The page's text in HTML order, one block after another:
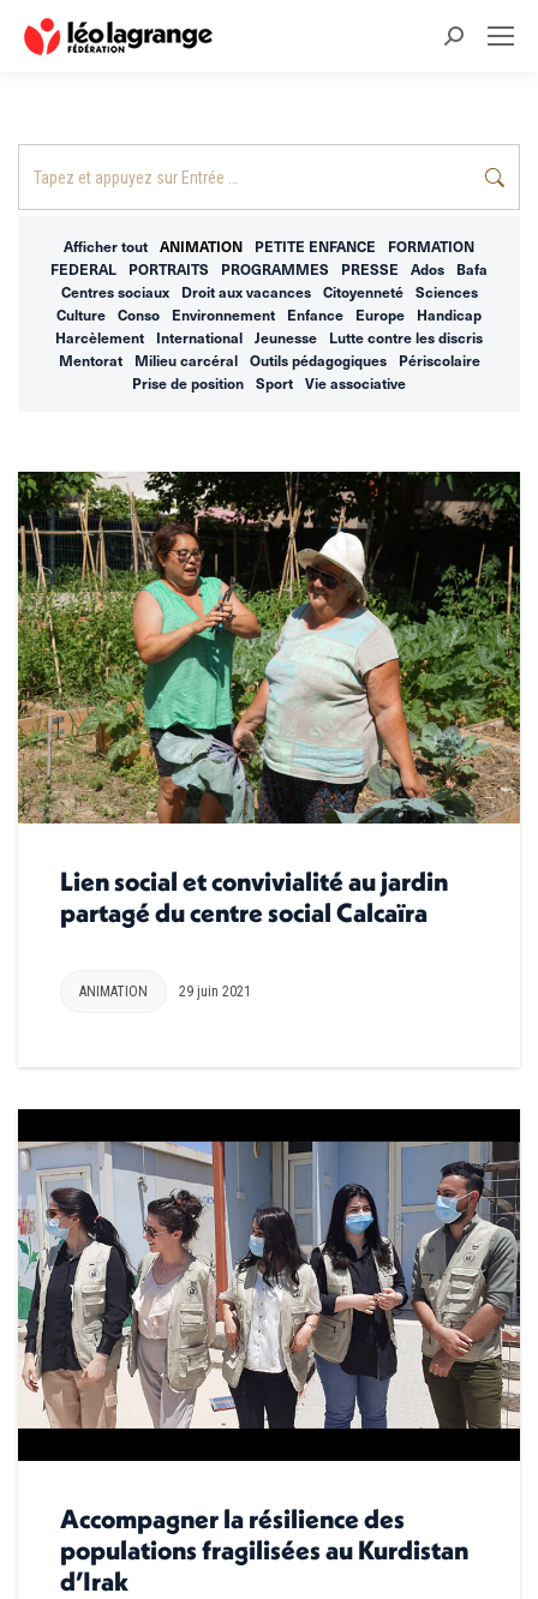
Recherche
Afficher tout ANIMATION PETITE ENFANCE
FORMATION
FEDERAL
PORTRAITS PROGRAMMES PRESSE Ados
Bafa
Centres sociaux
Droit aux vacances Citoyenneté
Sciences
Culture
Conso Environnement Enfance Europe
Handicap
Harcèlement
International Jeunesse
Lutte contre les discris
Mentorat
Milieu carcéral Outils pédagogiques
Périscolaire
Prise de position
Sport Vie associative
Lien social et convivialité au jardin
partagé du centre social Calcaïra
ANIMATION 29 juin 2021
Accompagner la résilience des
populations fragilisées au Kurdistan
d’Irak